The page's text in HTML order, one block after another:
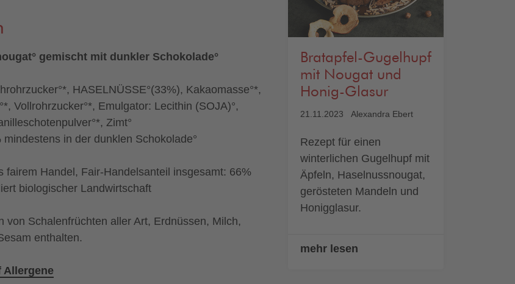
gemischt mit dunkler Schokolade°
HASELNÜSSE°(33%), Kakaomasse°*,
Vollrohrzucker°*, Emulgator: Lecithin (SOJA)°,
Zimt°
mindestens in der dunklen Schokolade°
fairem Handel, Fair-Handelsanteil insgesamt: 66%
biologischer Landwirtschaft
von Schalenfrüchten aller Art, Erdnüssen, Milch,
enthalten.
Allergene
Bratapfel-Gugelhupf
mit Nougat und
Honig-Glasur
21.11.2023 Alexandra Ebert
Rezept für einen
winterlichen Gugelhupf mit
Äpfeln, Haselnussnougat,
gerösteten Mandeln und
Honigglasur.
mehr lesen